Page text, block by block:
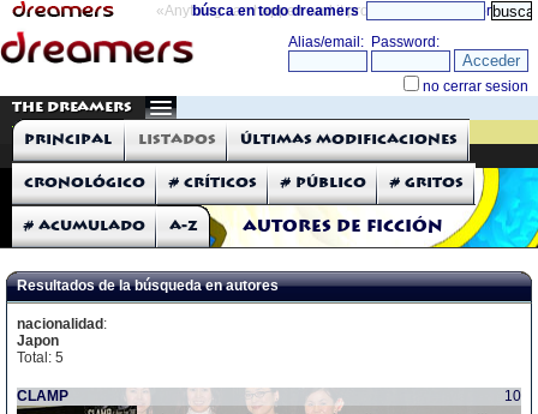
«Anything can happen and it probably will» directorio
búsca en todo dreamers
THE DREAMERS
TIENDA
Gritos.com
Autores de Ficción
Principal Listados Últimas modificaciones
Cronológico # Críticos # Público # Gritos
# Acumulado A-Z
Resultados de la búsqueda en autores
nacionalidad :
Japon
Total: 5
CLAMP
10